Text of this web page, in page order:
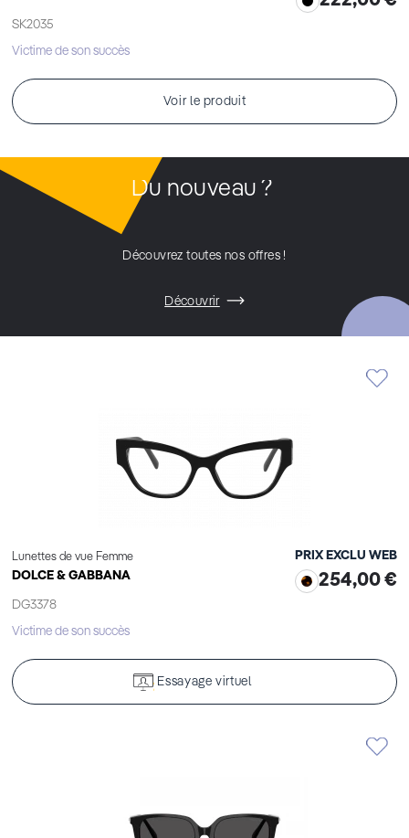
SK2035
Victime de son succès
Voir le produit
Du nouveau ?
Découvrez toutes nos offres !
Découvrir
Lunettes de vue Femme
DOLCE & GABBANA
DG3378
PRIX EXCLU WEB
254,00 €
Victime de son succès
Essayage virtuel